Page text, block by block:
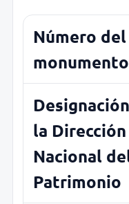
Número del
monumento
la Dirección
Nacional
Patrimonio